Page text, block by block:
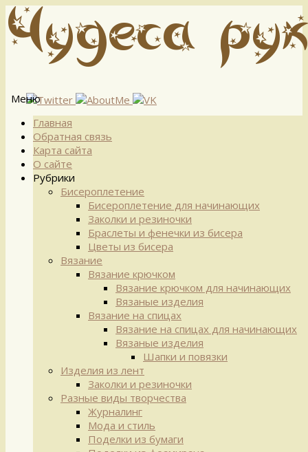
Меню
Перейти
содержимому
Главная
Обратная связь
Карта сайта
О сайте
Рубрики
Бисероплетение
Бисероплетение для начинающих
Заколки и резиночки
Браслеты и фенечки из бисера
Цветы из бисера
Вязание
Вязание крючком
Вязание крючком для начинающих
Вязаные изделия
Вязание на спицах
Вязание на спицах для начинающих
Вязаные изделия
Шапки и повязки
Изделия из лент
Заколки и резиночки
Разные виды творчества
Журналинг
Мода и стиль
Поделки из бумаги